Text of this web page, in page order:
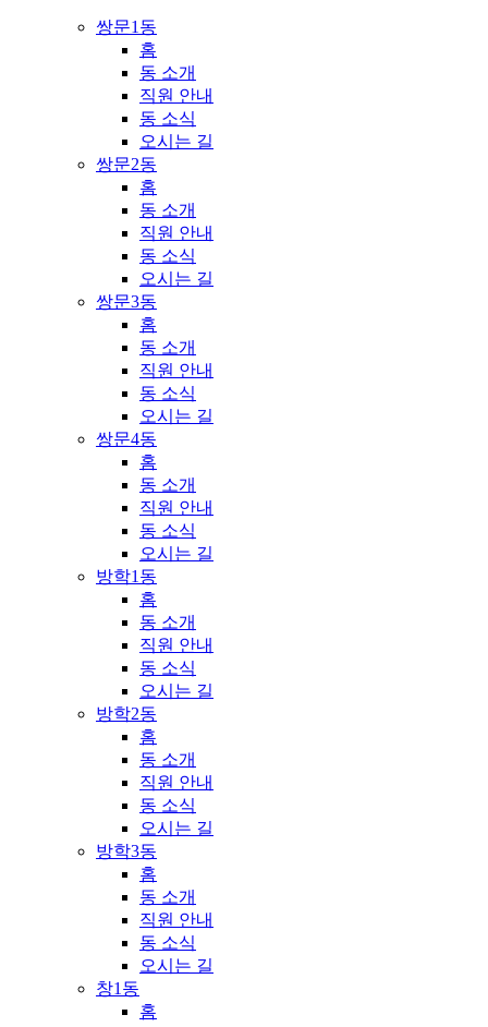
쌍문1동
홈
동 소개
직원 안내
동 소식
오시는 길
쌍문2동
홈
동 소개
직원 안내
동 소식
오시는 길
쌍문3동
홈
동 소개
직원 안내
동 소식
오시는 길
쌍문4동
홈
동 소개
직원 안내
동 소식
오시는 길
방학1동
홈
동 소개
직원 안내
동 소식
오시는 길
방학2동
홈
동 소개
직원 안내
동 소식
오시는 길
방학3동
홈
동 소개
직원 안내
동 소식
오시는 길
창1동
홈